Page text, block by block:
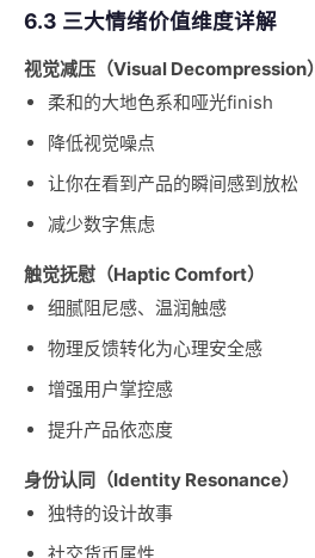
6.3 三大情绪价值维度详解
视觉减压（Visual Decompression）
柔和的大地色系和哑光finish
降低视觉噪点
让你在看到产品的瞬间感到放松
减少数字焦虑
触觉抚慰（Haptic Comfort）
细腻阻尼感、温润触感
物理反馈转化为心理安全感
增强用户掌控感
提升产品依恋度
身份认同（Identity Resonance）
独特的设计故事